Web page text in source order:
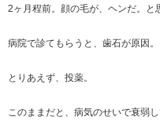
2ヶ月程前。顔の毛が、ヘンだ。と
病院で診てもらうと、歯石が原因
とりあえず、投薬。
このままだと、病気のせいで衰弱し